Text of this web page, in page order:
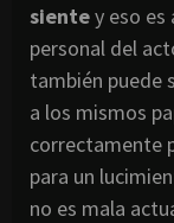
sientey eso
personal del
también puede
a los mismos
correctamente
para un
no es mala